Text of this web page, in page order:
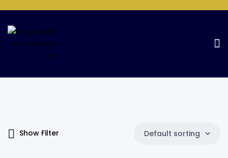
Products Tagged “A5”
Home Page
Show Filter Default sorting